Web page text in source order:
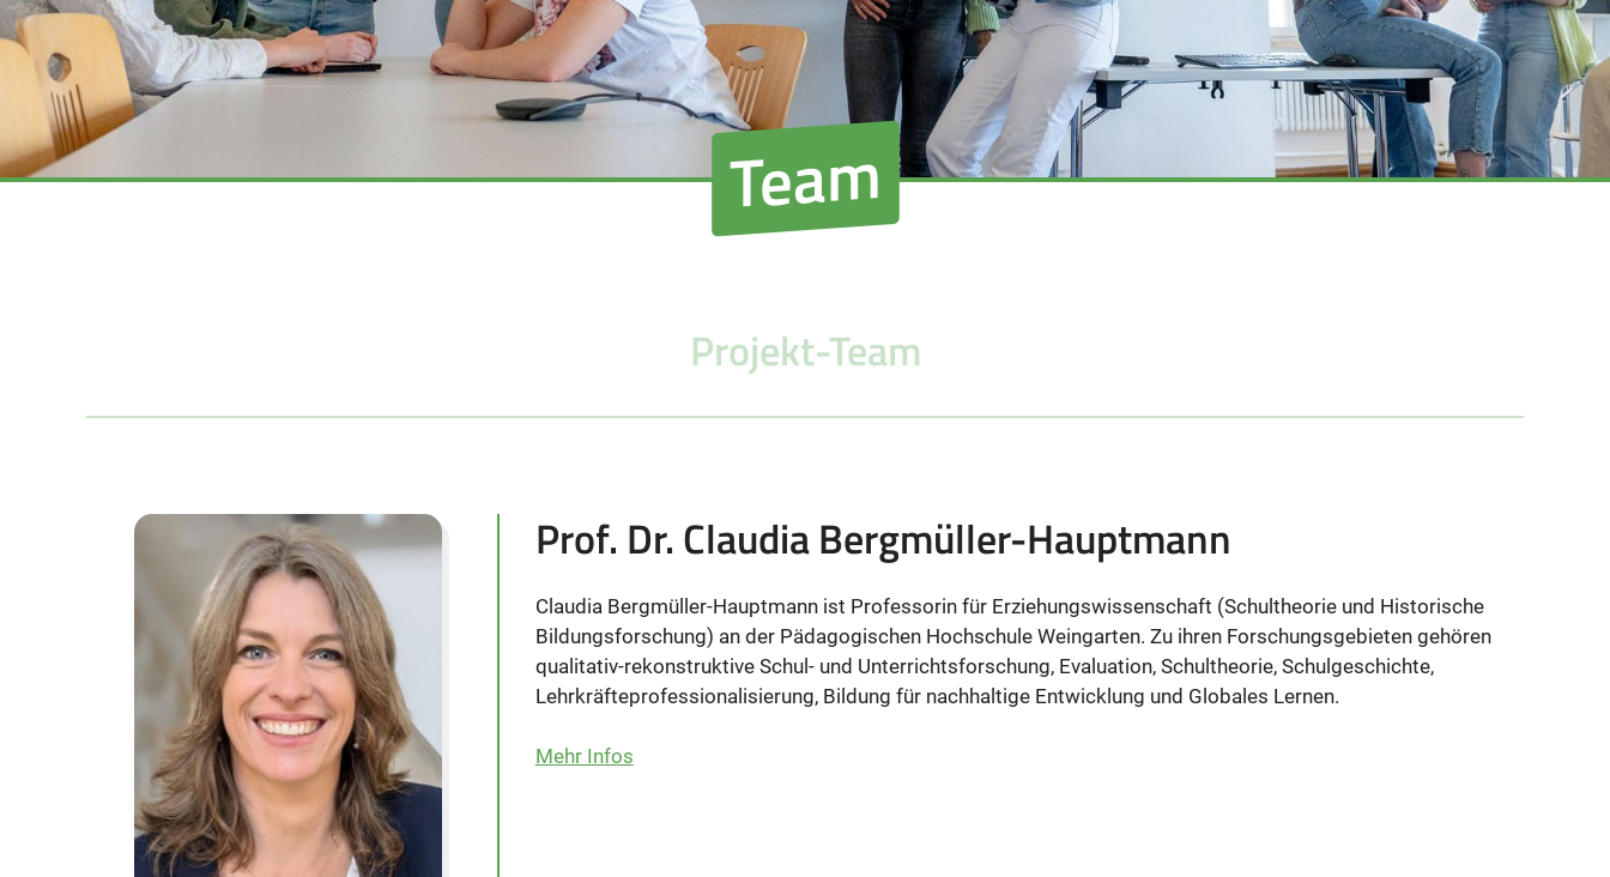
Team
Projekt-Team
Prof. Dr. Claudia Bergmüller-Hauptmann
Claudia Bergmüller-Hauptmann ist Professorin für Erziehungswissenschaft (Schultheorie und Historische
Bildungsforschung) an der Pädagogischen Hochschule Weingarten. Zu ihren Forschungsgebieten gehören
qualitativ-rekonstruktive Schul- und Unterrichtsforschung, Evaluation, Schultheorie, Schulgeschichte,
Lehrkräfteprofessionalisierung, Bildung für nachhaltige Entwicklung und Globales Lernen.
Mehr Infos